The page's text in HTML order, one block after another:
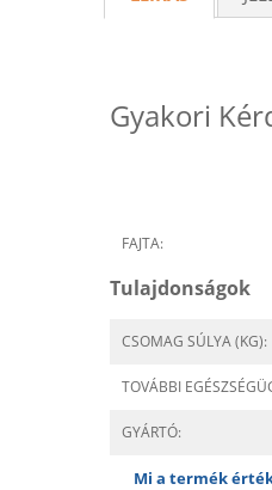
Gyakori
FAJTA:
Tulajdonságok
CSOMAG SÚLYA (KG):
TOVÁBBI
GYÁRTÓ:
Mi a termék